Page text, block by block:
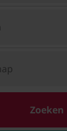
Zoeken